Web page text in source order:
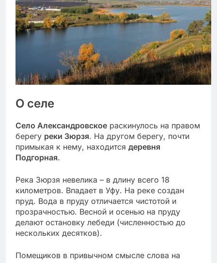
О селе
Село Александровское раскинулось на правом
берегу реки Зюрзя. На другом берегу, почти
примыкая к нему, находится деревня
Подгорная.
Река Зюрзя невелика – в длину всего 18
километров. Впадает в Уфу. На реке создан
пруд. Вода в пруду отличается чистотой и
прозрачностью. Весной и осенью на пруду
делают остановку лебеди (численностью до
нескольких десятков).
Помещиков в привычном смысле слова на